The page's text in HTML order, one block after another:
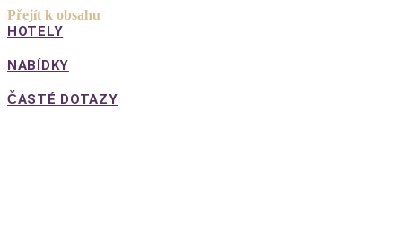
Přejít k obsahu
HOTELY
NABÍDKY
ČASTÉ DOTAZY